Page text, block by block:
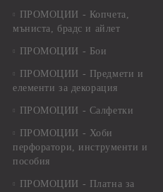
ПРОМОЦИИ - Копчета,
мъниста, брадс и айлет
ПРОМОЦИИ - Бои
ПРОМОЦИИ - Предмети и
елементи за декорация
ПРОМОЦИИ - Салфетки
ПРОМОЦИИ - Хоби
перфоратори, инструменти и
пособия
ПРОМОЦИИ - Платна за